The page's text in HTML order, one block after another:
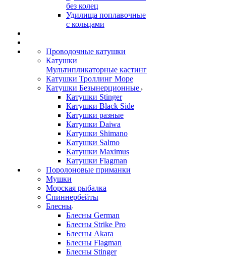
без колец
Удилища поплавочные
с кольцами
Проводочные катушки
Катушки
Мультипликаторные кастинг
Катушки Троллинг Море
Катушки Безынерционные
Катушки Stinger
Катушки Black Side
Катушки разные
Катушки Daiwa
Катушки Shimano
Катушки Salmo
Катушки Maximus
Катушки Flagman
Поролоновые приманки
Мушки
Морская рыбалка
Спиннербейты
Блесны
Блесны German
Блесны Strike Pro
Блесны Akara
Блесны Flagman
Блесны Stinger